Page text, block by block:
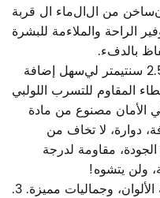
قربة ال ماءالساخن من ال
الراحة والملاءمة للبشرة
بالدفء.
ليسهل إضافة
المقاوم للتسرب اللولبي
مصنوع من مادة
دوارة، لا تخاف من
مقاومة لدرجة
3. وجماليات مميزة.